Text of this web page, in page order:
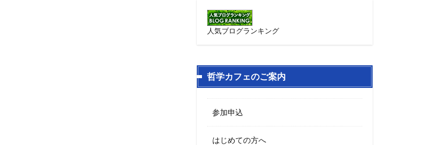
人気ブログランキング
哲学カフェのご案内
参加申込
はじめての方へ